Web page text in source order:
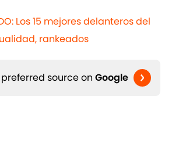
Los 15 mejores delanteros del
rankeados
source on Google